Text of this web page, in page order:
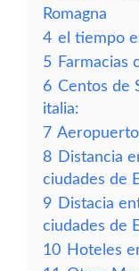
Romagna
4 el tiempo
5 Farmacias
6 Centos de
italia:
7
8 Distancia
ciudades de
9 Distacia
ciudades de
10 Hoteles